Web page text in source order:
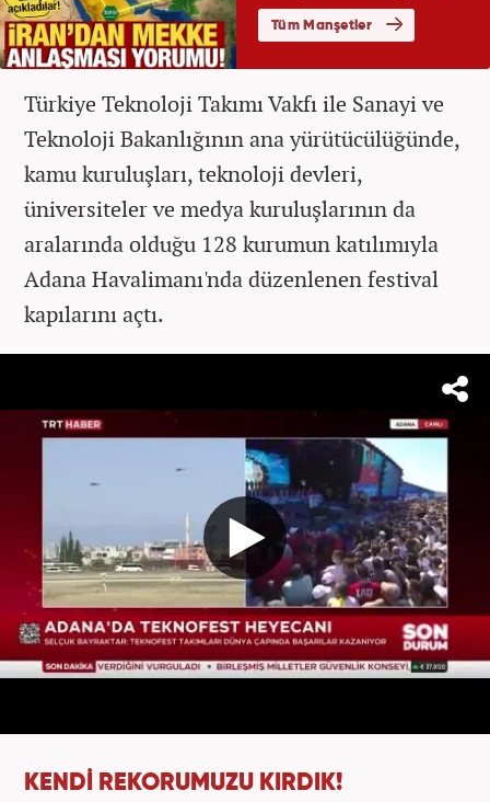
Türkiye Teknoloji Takımı Vakfı ile Sanayi ve
Teknoloji Bakanlığının ana yürütücülüğünde,
kamu kuruluşları, teknoloji devleri,
üniversiteler ve medya kuruluşlarının da
aralarında olduğu 128 kurumun katılımıyla
Adana Havalimanı'nda düzenlenen festival
kapılarını açtı.
KENDİ REKORUMUZU KIRDIK!